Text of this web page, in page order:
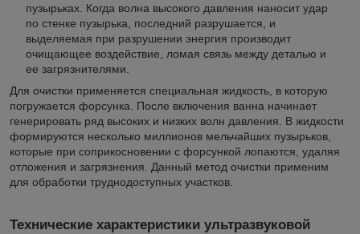
пузырьках. Когда волна высокого давления наносит удар
по стенке пузырька, последний разрушается, и
выделяемая при разрушении энергия производит
очищающее воздействие, ломая связь между деталью и
ее загрязнителями.
Для очистки применяется специальная жидкость, в которую
погружается форсунка. После включения ванна начинает
генерировать ряд высоких и низких волн давления. В жидкости
формируются несколько миллионов мельчайших пузырьков,
которые при соприкосновении с форсункой лопаются, удаляя
отложения и загрязнения. Данный метод очистки применим
для обработки труднодоступных участков.
Технические характеристики ультразвуковой